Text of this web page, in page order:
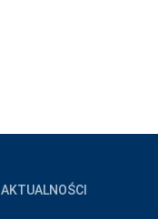
AKTUALNOŚCI